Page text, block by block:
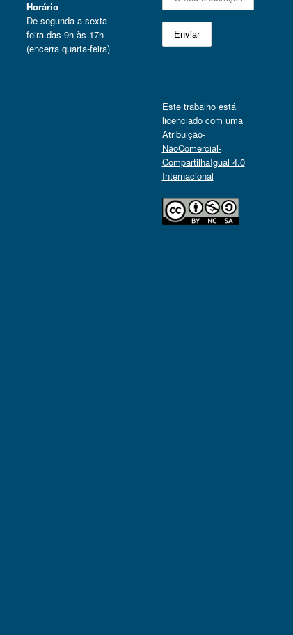
Horário
De segunda a sexta-
feira das 9h às 17h
(encerra quarta-feira)
Este trabalho está
licenciado com uma
Atribuição-
NãoComercial-
CompartilhaIgual 4.0
Internacional